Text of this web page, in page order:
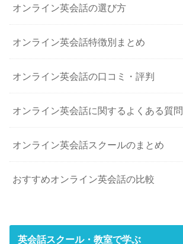
オンライン英会話の選び方
オンライン英会話特徴別まとめ
オンライン英会話の口コミ・評判
オンライン英会話に関するよくある質問
オンライン英会話スクールのまとめ
おすすめオンライン英会話の比較
英会話スクール・教室で学ぶ